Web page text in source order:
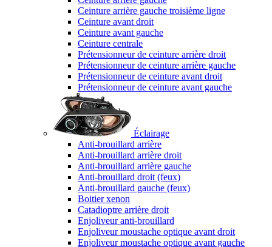
Ceinture arrière gauche troisième ligne
Ceinture avant droit
Ceinture avant gauche
Ceinture centrale
Prétensionneur de ceinture arrière droit
Prétensionneur de ceinture arrière gauche
Prétensionneur de ceinture avant droit
Prétensionneur de ceinture avant gauche
Éclairage
Anti-brouillard arrière
Anti-brouillard arrière droit
Anti-brouillard arrière gauche
Anti-brouillard droit (feux)
Anti-brouillard gauche (feux)
Boitier xenon
Catadioptre arrière droit
Enjoliveur anti-brouillard
Enjoliveur moustache optique avant droit
Enjoliveur moustache optique avant gauche